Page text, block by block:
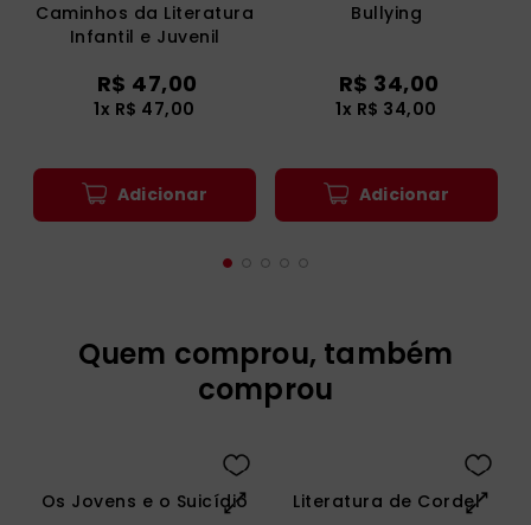
Caminhos da Literatura
Infantil e Juvenil
R$ 47,00
1x R$ 47,00
Adicionar
Bullying
R$ 34,00
1x R$ 34,00
Adicionar
Quem comprou, também
comprou